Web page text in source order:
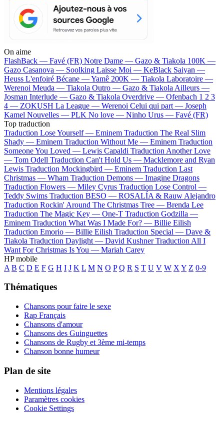
On aime
FlashBack — Favé (FR) Notre Dame — Gazo & Tiakola 100K —
Gazo Casanova — Soolking Laisse Moi — KeBlack Saiyan —
Heuss L'enfoiré Bécane —Yamê 200K — Tiakola Laboratoire —
Werenoi Meuda — Tiakola Outro — Gazo & Tiakola Ailleurs —
Josman Interlude — Gazo & Tiakola Overdrive — Ofenbach 1 2 3
4 — ZOKUSH La League — Werenoi Celui qui part — Joseph
Kamel Nouvelles — PLK No love — Ninho Urus — Favé (FR)
Top traduction
Traduction Lose Yourself — Eminem Traduction The Real Slim
Shady — Eminem Traduction Without Me — Eminem Traduction
Someone You Loved — Lewis Capaldi Traduction Another Love
— Tom Odell Traduction Can't Hold Us — Macklemore and Ryan
Lewis Traduction Mockingbird — Eminem Traduction Last
Christmas — Wham Traduction Demons — Imagine Dragons
Traduction Flowers — Miley Cyrus Traduction Lose Control —
Teddy Swims Traduction BESO — ROSALÍA & Rauw Alejandro
Traduction Rockin' Around The Christmas Tree — Brenda Lee
Traduction The Magic Key — One-T Traduction Godzilla —
Eminem Traduction What Was I Made For? — Billie Eilish
Traduction Emorio — Billie Eilish Traduction Special — Dave &
Tiakola Traduction Daylight — David Kushner Traduction All I
Want For Christmas Is You — Mariah Carey
HP mobile
A B C D E F G H I J K L M N O P Q R S T U V W X Y Z 0-9
Thématiques
Chansons pour faire le sexe
Rap Français
Chansons d'amour
Chansons des Guinguettes
Chansons de Rugby et 3ème mi-temps
Chanson bonne humeur
Plan de site
Mentions légales
Paramètres cookies
Cookie Settings